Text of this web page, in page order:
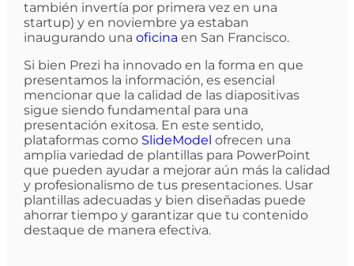
también invertía por primera vez en una
startup) y en noviembre ya estaban
inaugurando una oficina en San Francisco.
Si bien Prezi ha innovado en la forma en que
presentamos la información, es esencial
mencionar que la calidad de las diapositivas
sigue siendo fundamental para una
presentación exitosa. En este sentido,
plataformas como SlideModel ofrecen una
amplia variedad de plantillas para PowerPoint
que pueden ayudar a mejorar aún más la calidad
y profesionalismo de tus presentaciones. Usar
plantillas adecuadas y bien diseñadas puede
ahorrar tiempo y garantizar que tu contenido
destaque de manera efectiva.